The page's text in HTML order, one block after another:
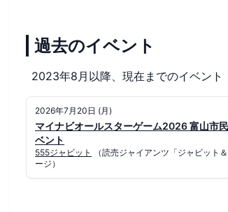
過去のイベント
2023年8月以降、現在までのイベント
2026年7月20日 (月)
マイナビオールスターゲーム2026 富山市
ベント
555ジャビット
（読売ジャイアンツ「ジャビット
ージ）